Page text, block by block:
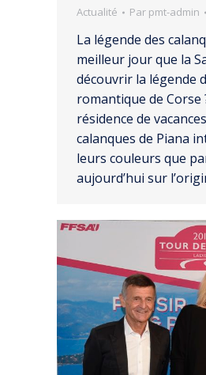
Actualité Par pmt-admin
La légende des
meilleur jour que la
découvrir la légende
romantique de Corse
résidence de
calanques de Piana
leurs couleurs que
aujourd’hui sur